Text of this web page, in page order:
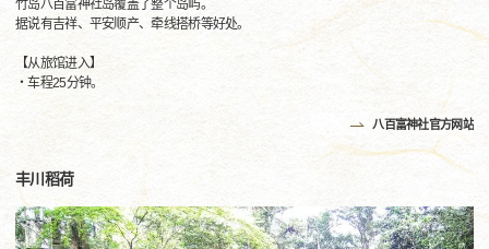
竹岛八百富神社岛覆盖了整个岛屿。
据说有吉祥、平安顺产、牵线搭桥等好处。
【从旅馆进入】
・车程25分钟。
八百富神社官方网站
丰川稻荷